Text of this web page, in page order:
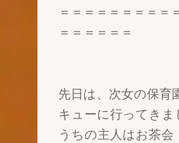
＝＝＝＝＝＝＝＝＝
＝＝＝＝＝＝
先日は、次女の保育
キューに行ってき
うちの主人はお茶